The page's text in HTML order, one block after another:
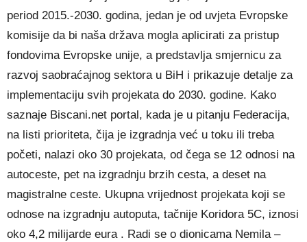
period 2015.-2030. godina, jedan je od uvjeta Evropske
komisije da bi naša država mogla aplicirati za pristup
fondovima Evropske unije, a predstavlja smjernicu za
razvoj saobraćajnog sektora u BiH i prikazuje detalje za
implementaciju svih projekata do 2030. godine. Kako
saznaje Biscani.net portal, kada je u pitanju Federacija,
na listi prioriteta, čija je izgradnja već u toku ili treba
početi, nalazi oko 30 projekata, od čega se 12 odnosi na
autoceste, pet na izgradnju brzih cesta, a deset na
magistralne ceste. Ukupna vrijednost projekata koji se
odnose na izgradnju autoputa, tačnije Koridora 5C, iznosi
oko 4,2 milijarde eura . Radi se o dionicama Nemila –